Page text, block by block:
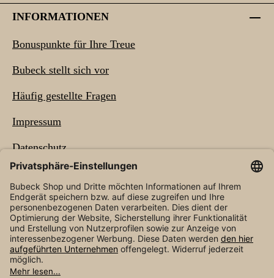
INFORMATIONEN
Bonuspunkte für Ihre Treue
Bubeck stellt sich vor
Häufig gestellte Fragen
Impressum
Datenschutz
Barrierefreiheit
NEWSLETTER